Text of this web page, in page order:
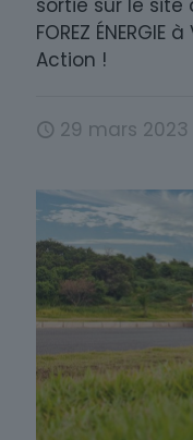
sortie sur le site
FOREZ
Action !
29 mars 2023